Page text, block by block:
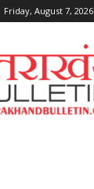
Friday, August 7, 2026
Uttarakahnd
Bulletin